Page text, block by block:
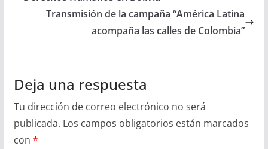
o p
n n tir
Transmisión de la campaña “América Latina
acompaña las calles de Colombia”
Deja una respuesta
Tu dirección de correo electrónico no será
publicada. Los campos obligatorios están marcados
con *